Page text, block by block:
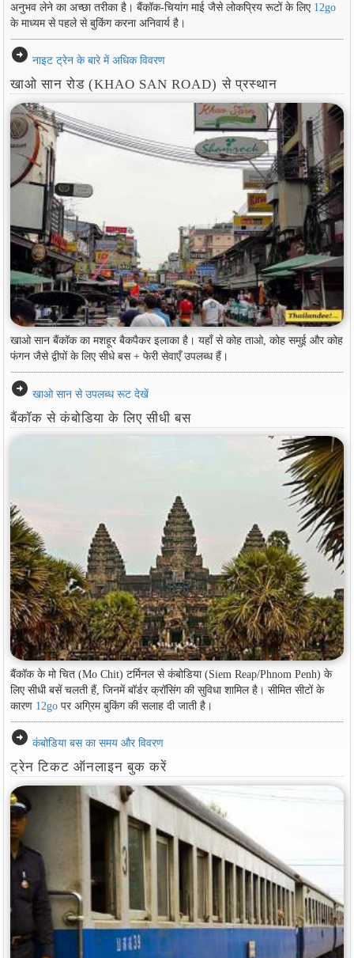
अनुभव लेने का अच्छा तरीका है। बैंकॉक-चियांग माई जैसे लोकप्रिय रूटों के लिए 12go
के माध्यम से पहले से बुकिंग करना अनिवार्य है।
arrow_circle_right नाइट ट्रेन के बारे में अधिक विवरण
खाओ सान रोड (KHAO SAN ROAD) से प्रस्थान
खाओ सान बैंकॉक का मशहूर बैकपैकर इलाका है। यहाँ से कोह ताओ, कोह समुई और कोह
फंगन जैसे द्वीपों के लिए सीधे बस + फेरी सेवाएँ उपलब्ध हैं।
arrow_circle_right खाओ सान से उपलब्ध रूट देखें
बैंकॉक से कंबोडिया के लिए सीधी बस
बैंकॉक के मो चित (Mo Chit) टर्मिनल से कंबोडिया (Siem Reap/Phnom Penh) के
लिए सीधी बसें चलती हैं, जिनमें बॉर्डर क्रॉसिंग की सुविधा शामिल है। सीमित सीटों के
कारण 12goपर अग्रिम बुकिंग की सलाह दी जाती है।
arrow_circle_right कंबोडिया बस का समय और विवरण
ट्रेन टिकट ऑनलाइन बुक करें